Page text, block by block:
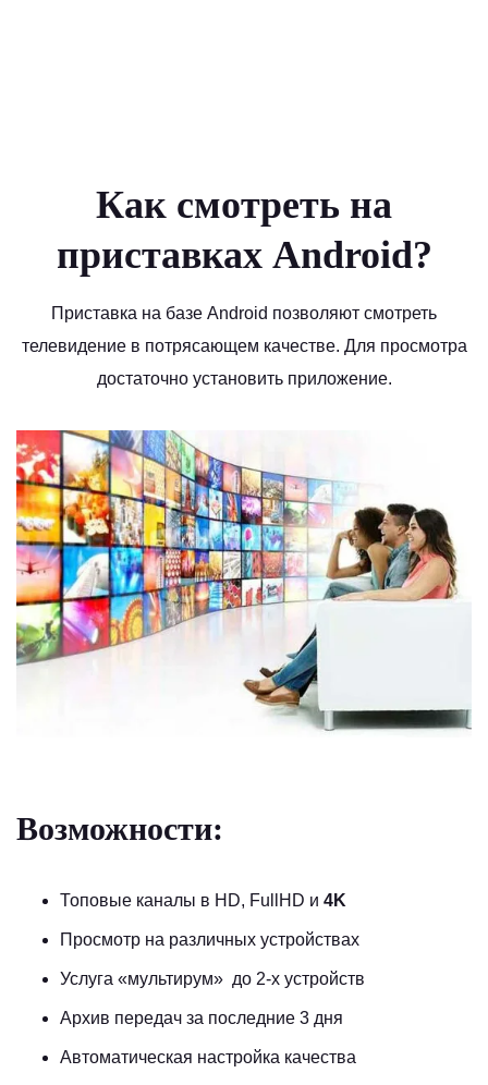
Как смотреть на
приставках Android?
Приставка на базе Android позволяют смотреть
телевидение в потрясающем качестве. Для просмотра
достаточно установить приложение.
Возможности:
Топовые каналы в HD, FullHD и 4K
Просмотр на различных устройствах
Услуга «мультирум» до 2-х устройств
Архив передач за последние 3 дня
Автоматическая настройка качества